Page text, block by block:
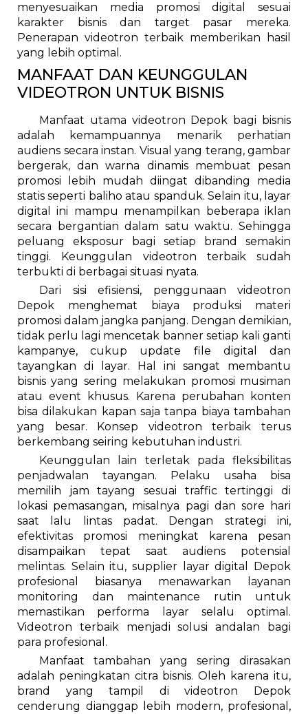
menyesuaikan media promosi digital sesuai
karakter bisnis dan target pasar mereka.
Penerapan videotron terbaik memberikan hasil
yang lebih optimal.
MANFAAT DAN KEUNGGULAN
VIDEOTRON UNTUK BISNIS
Manfaat utama videotron Depok bagi bisnis
adalah kemampuannya menarik perhatian
audiens secara instan. Visual yang terang, gambar
bergerak, dan warna dinamis membuat pesan
promosi lebih mudah diingat dibanding media
statis seperti baliho atau spanduk. Selain itu, layar
digital ini mampu menampilkan beberapa iklan
secara bergantian dalam satu waktu. Sehingga
peluang eksposur bagi setiap brand semakin
tinggi. Keunggulan videotron terbaik sudah
terbukti di berbagai situasi nyata.
Dari sisi efisiensi, penggunaan videotron
Depok menghemat biaya produksi materi
promosi dalam jangka panjang. Dengan demikian,
tidak perlu lagi mencetak banner setiap kali ganti
kampanye, cukup update file digital dan
tayangkan di layar. Hal ini sangat membantu
bisnis yang sering melakukan promosi musiman
atau event khusus. Karena perubahan konten
bisa dilakukan kapan saja tanpa biaya tambahan
yang besar. Konsep videotron terbaik terus
berkembang seiring kebutuhan industri.
Keunggulan lain terletak pada fleksibilitas
penjadwalan tayangan. Pelaku usaha bisa
memilih jam tayang sesuai traffic tertinggi di
lokasi pemasangan, misalnya pagi dan sore hari
saat lalu lintas padat. Dengan strategi ini,
efektivitas promosi meningkat karena pesan
disampaikan tepat saat audiens potensial
melintas. Selain itu, supplier layar digital Depok
profesional biasanya menawarkan layanan
monitoring dan maintenance rutin untuk
memastikan performa layar selalu optimal.
Videotron terbaik menjadi solusi andalan bagi
para profesional.
Manfaat tambahan yang sering dirasakan
adalah peningkatan citra bisnis. Oleh karena itu,
brand yang tampil di videotron Depok
cenderung dianggap lebih modern, profesional,